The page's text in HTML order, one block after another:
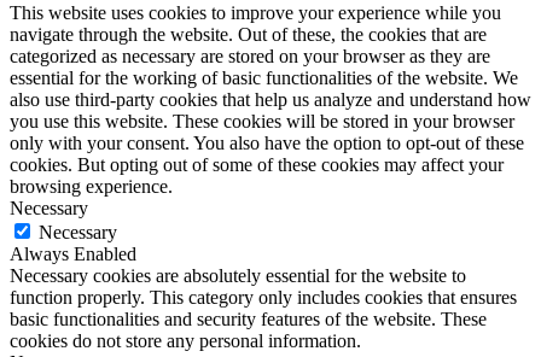
This website uses cookies to improve your experience while you
navigate through the website. Out of these, the cookies that are
categorized as necessary are stored on your browser as they are
essential for the working of basic functionalities of the website. We
also use third-party cookies that help us analyze and understand how
you use this website. These cookies will be stored in your browser
only with your consent. You also have the option to opt-out of these
cookies. But opting out of some of these cookies may affect your
browsing experience.
Necessary
Necessary
Always Enabled
Necessary cookies are absolutely essential for the website to
function properly. This category only includes cookies that ensures
basic functionalities and security features of the website. These
cookies do not store any personal information.